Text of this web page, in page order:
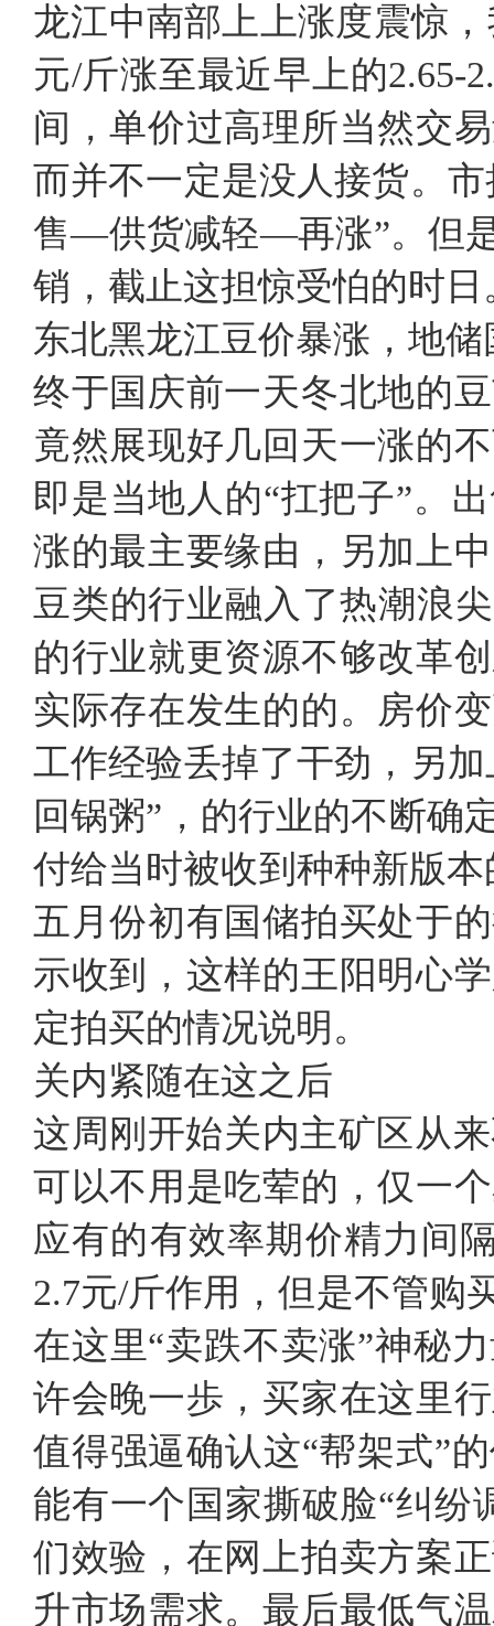
龙江中南部上上涨度震惊
元/斤涨至最近早上的2.65-
间，单价过高理所当然交
而并不一定是没人接货。
售—供货减轻—再涨”。但
销，截止这担惊受怕的时日
东北黑龙江豆价暴涨，地
终于国庆前一天冬北地的
竟然展现好几回天一涨的
即是当地人的“扛把子”。
涨的最主要缘由，另加上
豆类的行业融入了热潮浪
的行业就更资源不够改革
实际存在发生的的。房价
工作经验丢掉了干劲，另
回锅粥”，的行业的不断确
付给当时被收到种种新版
五月份初有国储拍买处于
示收到，这样的王阳明心
定拍买的情况说明。
关内紧随在这之后
这周刚开始关内主矿区从
可以不用是吃荤的，仅一
应有的有效率期价精力间
2.7元/斤作用，但是不管购
在这里“卖跌不卖涨”神秘
许会晚一歩，买家在这里
值得强逼确认这“帮架式”
能有一个国家撕破脸“纠纷
们效验，在网上拍卖方案
升市场需求。最后最低气